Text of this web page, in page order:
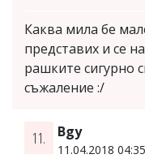
Каква мила бе
представих и се
рашките сигурно
съжаление :/
11. Bgy
11.04.2018